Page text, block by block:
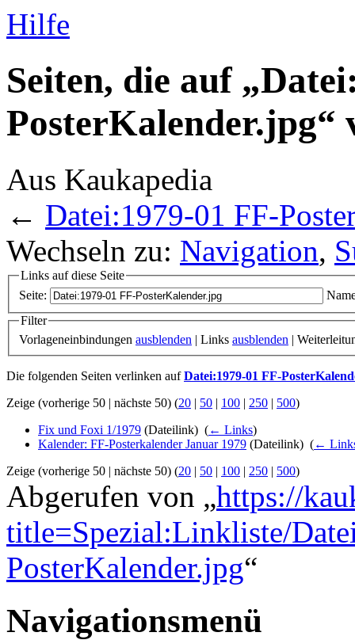
Hilfe
Seiten, die auf
PosterKalender.jpg“
Aus Kaukapedia
← Datei:1979-01 FF-
Wechseln zu: Navigation,
Links auf diese Seite
Seite:
Filter
Vorlageneinbindungen ausblenden | Links ausblenden |
Die folgenden Seiten verlinken aufDatei:1979-01 FF-
Zeige (vorherige 50 | nächste 50) (20 | 50 | 100 | 250 | 500)
Fix und Foxi 1/1979 (Dateilink) ‎ (← Links)
Kalender: FF-Posterkalender Januar 1979 (Dateilink) ‎ (←
Zeige (vorherige 50 | nächste 50) (20 | 50 | 100 | 250 | 500)
Abgerufen von „https://
title=Spezial:Linkliste/
PosterKalender.jpg“
Navigationsmenü